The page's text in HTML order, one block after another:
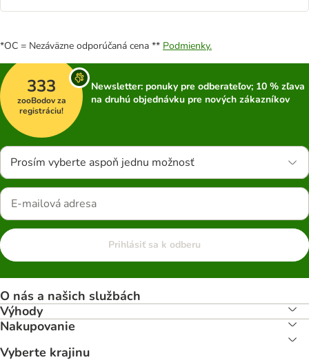
*OC = Nezáväzne odporúčaná cena ** Podmienky.
333
zooBodov za
registráciu!
Newsletter: ponuky pre odberateľov; 10 % zľava
na druhú objednávku pre nových zákazníkov
Prosím vyberte aspoň jednu možnosť
Prihlásiť sa k odberu
O nás a našich službách
Výhody
Nakupovanie
Vyberte krajinu